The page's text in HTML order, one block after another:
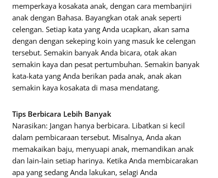
memperkaya kosakata anak, dengan cara membanjiri
anak dengan Bahasa. Bayangkan otak anak seperti
celengan. Setiap kata yang Anda ucapkan, akan sama
dengan dengan sekeping koin yang masuk ke celengan
tersebut. Semakin banyak Anda bicara, otak akan
semakin kaya dan pesat pertumbuhan. Semakin banyak
kata-kata yang Anda berikan pada anak, anak akan
semakin kaya kosakata di masa mendatang.
Tips Berbicara Lebih Banyak
Narasikan: Jangan hanya berbicara. Libatkan si kecil
dalam pembicaraan tersebut. Misalnya, Anda akan
memakaikan baju, menyuapi anak, memandikan anak
dan lain-lain setiap harinya. Ketika Anda membicarakan
apa yang sedang Anda lakukan, selagi Anda